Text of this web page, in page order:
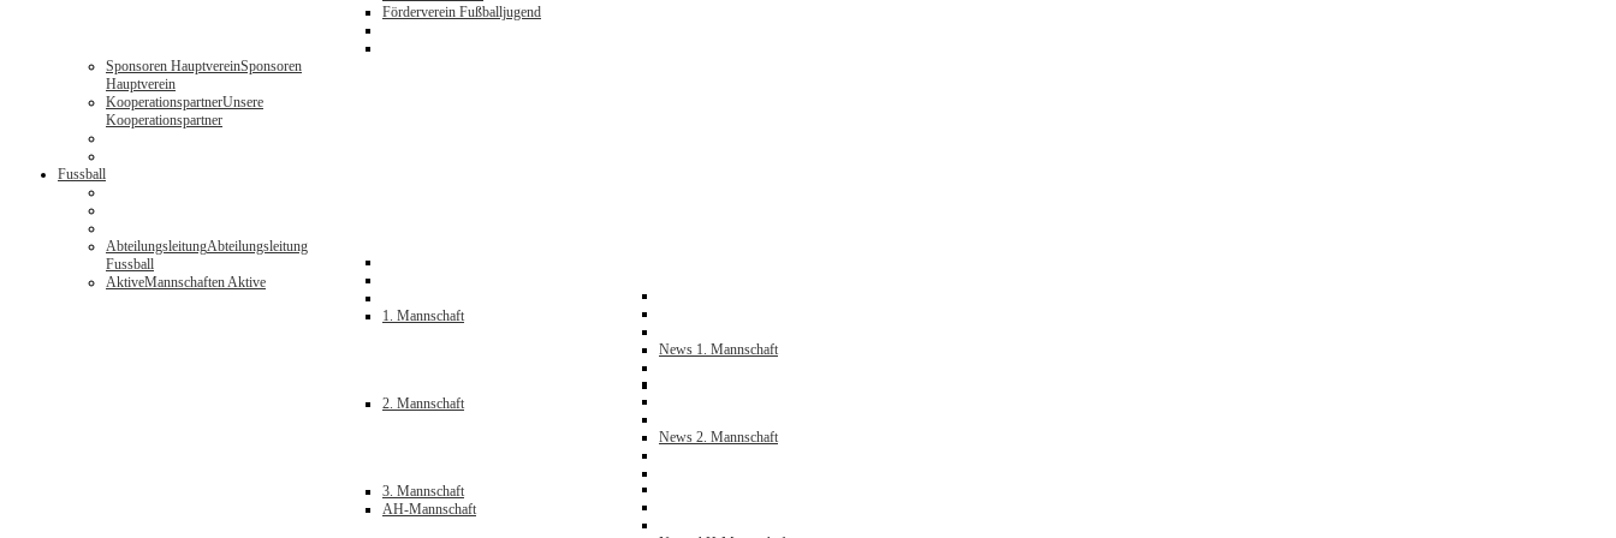
Förderverein Fußballjugend
Sponsoren HauptvereinSponsoren
Hauptverein
KooperationspartnerUnsere
Kooperationspartner
Fussball
AbteilungsleitungAbteilungsleitung
Fussball
AktiveMannschaften Aktive
1. Mannschaft
News 1. Mannschaft
2. Mannschaft
News 2. Mannschaft
3. Mannschaft
AH-Mannschaft